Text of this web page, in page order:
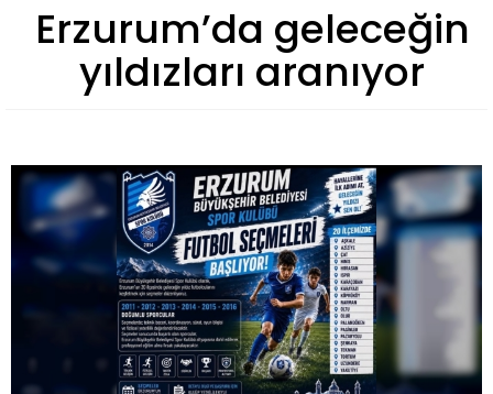
Erzurum’da geleceğin
yıldızları aranıyor